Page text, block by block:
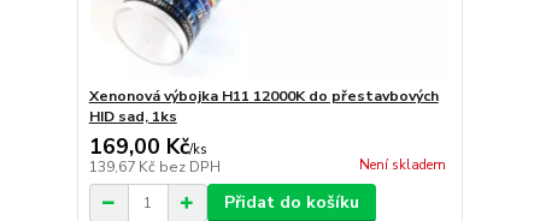
Xenonová výbojka H11 12000K do přestavbových
HID sad, 1ks
169,00 Kč/ks
139,67 Kč bez DPH Není skladem
Přidat do košíku